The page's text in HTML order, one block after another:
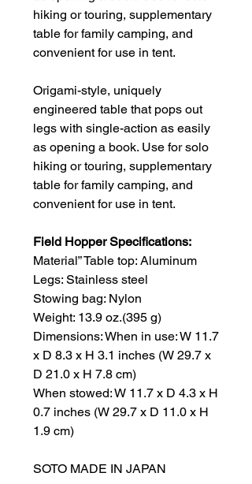
hiking or touring, supplementary
table for family camping, and
convenient for use in tent.
Origami-style, uniquely
engineered table that pops out
legs with single-action as easily
as opening a book. Use for solo
hiking or touring, supplementary
table for family camping, and
convenient for use in tent.
Field Hopper Specifications:
Material” Table top: Aluminum
Legs: Stainless steel
Stowing bag: Nylon
Weight: 13.9 oz.(395 g)
Dimensions: When in use: W 11.7
x D 8.3 x H 3.1 inches (W 29.7 x
D 21.0 x H 7.8 cm)
When stowed: W 11.7 x D 4.3 x H
0.7 inches (W 29.7 x D 11.0 x H
1.9 cm)
SOTO MADE IN JAPAN